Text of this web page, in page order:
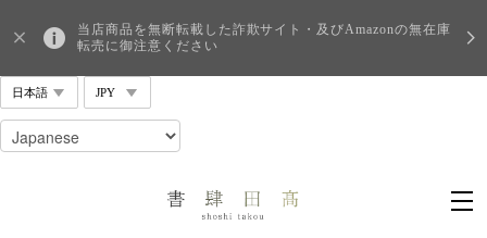
当店商品を無断転載した詐欺サイト・及びAmazonの無在庫
転売に御注意ください